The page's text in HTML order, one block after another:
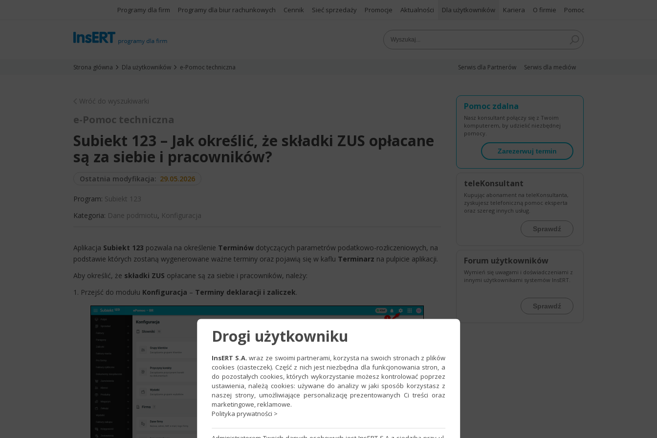
Programy dla firm Programy dla biur rachunkowych Cennik Sieć sprzedaży Promocje Aktualności Dla użytkowników Kariera O firmie Pomoc
Strona główna Dla użytkowników e-Pomoc techniczna Serwis dla Partnerów Serwis dla mediów
Wróć do wyszukiwarki
e-Pomoc techniczna
Subiekt 123 – Jak określić, że składki ZUS opłacane
są za siebie i pracowników?
Ostatnia modyfikacja: 29.05.2026
Program: Subiekt 123
Kategoria: Dane podmiotu, Konfiguracja
Aplikacja Subiekt 123 pozwala na określenie Terminów dotyczących parametrów podatkowo-rozliczeniowych, na
podstawie których zostaną wygenerowane ważne terminy oraz pojawią się w kaflu Termina​rz na pulpicie aplikacji.
Aby określić, że składki ZUS opłacane są za siebie i pracowników​​, należy:​​​​
1. Przejść do modułu Konfiguracja – Terminy deklaracji i zaliczek.
Pomoc zdalna
Nasz konsultant połączy się z Twoim
komputerem, by udzielić niezbędnej
pomocy.
Zarezerwuj termin
teleKonsultant
Kupując abonament na teleKonsultanta,
zyskujesz telefoniczną pomoc eksperta
oraz szereg innych usług.
Sprawdź
Forum użytkowników
Wymień się uwagami i doświadczeniami z
innymi użytkownikami systemów InsERT.
Sprawdź
Drogi użytkowniku
InsERT S.A. wraz ze swoimi partnerami, korzysta na swoich stronach z plików
cookies (ciasteczek). Część z nich jest niezbędna dla funkcjonowania stron, a
do pozostałych cookies, których wykorzystanie możesz kontrolować poprzez
ustawienia, należą cookies: używane do analizy w jaki sposób korzystasz z
naszej strony, umożliwiające personalizację prezentowanych Ci treści oraz
marketingowe, reklamowe.
Polityka prywatności >